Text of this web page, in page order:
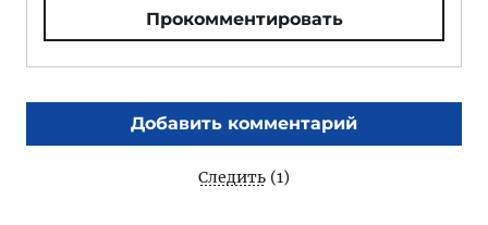
Прокомментировать
Добавить комментарий
Следить (1)